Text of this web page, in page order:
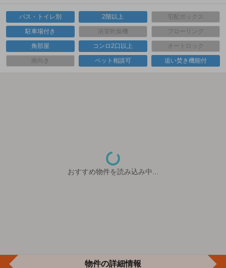
バス・トイレ別 2階以上 宅配ボックス
駐車場付き 浴室乾燥機 フローリング
角部屋 コンロ2口以上 オートロック
南向き ペット相談可 追い焚き機能付
おすすめ物件を読み込み中...
物件の詳細情報